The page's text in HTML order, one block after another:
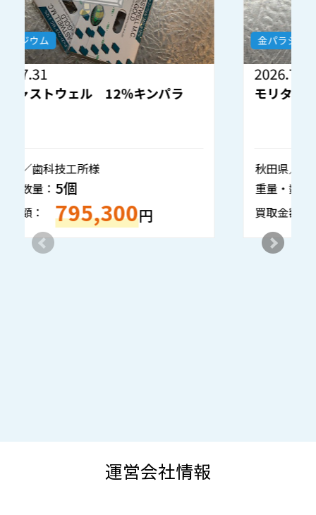
金パラジウム
2026.7.30
モリタ 金パラナイス 12％キンパラ
秋田県／歯科技工所様
重量・数量：
買取金額： 133,050
運営会社情報